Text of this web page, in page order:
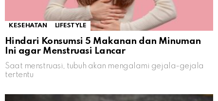
KESEHATAN LIFESTYLE
Hindari Konsumsi 5 Makanan dan Minuman
Ini agar Menstruasi Lancar
Saat menstruasi, tubuh akan mengalami gejala-gejala
tertentu